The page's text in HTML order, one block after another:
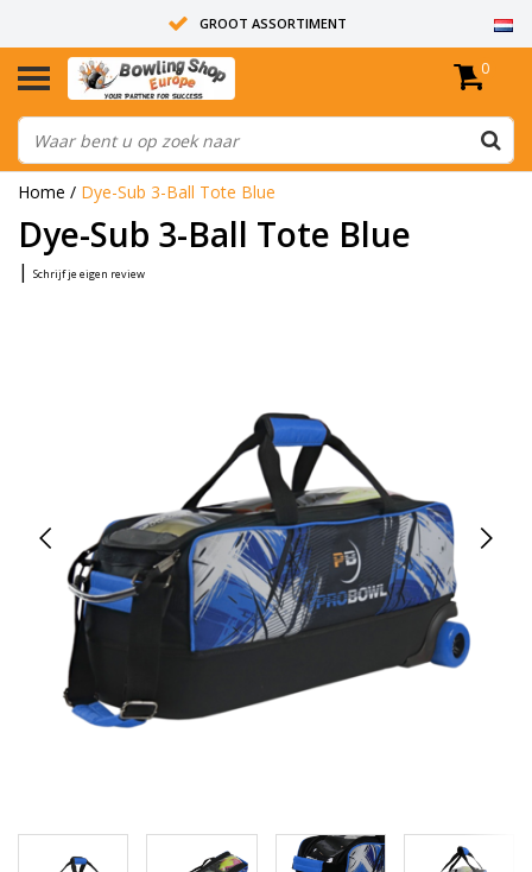
GROOT ASSORTIMENT
14 DAGEN RETOUR RECHT
ALLE BOWLINGBALLEN ZIJN ONGEBOORD
0
Home / Dye-Sub 3-Ball Tote Blue
Dye-Sub 3-Ball Tote Blue
| Schrijf je eigen review